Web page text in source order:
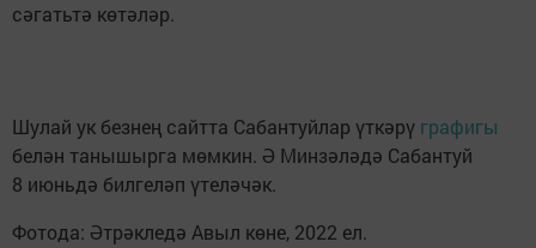
сәгатьтә көтәләр.
Шулай ук безнең сайтта Сабантуйлар үткәрү графигы
белән танышырга мөмкин. Ә Минзәләдә Сабантуй
8 июньдә билгеләп үтеләчәк.
Фотода: Әтрәкледә Авыл көне, 2022 ел.